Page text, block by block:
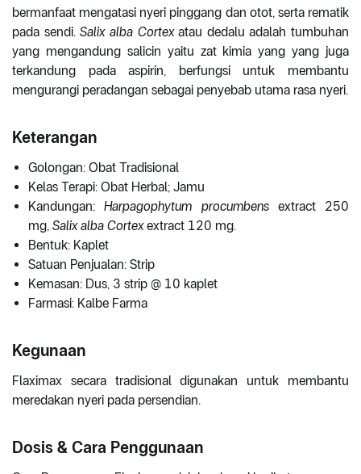
bermanfaat mengatasi nyeri pinggang dan otot, serta rematik
pada sendi.Salix alba Cortexatau dedalu adalah tumbuhan
yang mengandung salicin yaitu zat kimia yang yang juga
terkandung pada aspirin, berfungsi untuk membantu
mengurangi peradangan sebagai penyebab utama rasa nyeri.
Keterangan
Golongan: Obat Tradisional
Kelas Terapi: Obat Herbal; Jamu
Kandungan:Harpagophytum procumbensextract 250
mg, Salix alba Cortexextract 120 mg.
Bentuk: Kaplet
Satuan Penjualan: Strip
Kemasan: Dus, 3 strip @ 10 kaplet
Farmasi: Kalbe Farma
Kegunaan
Flaximax secara tradisional digunakan untuk membantu
meredakan nyeri pada persendian.
Dosis & Cara Penggunaan